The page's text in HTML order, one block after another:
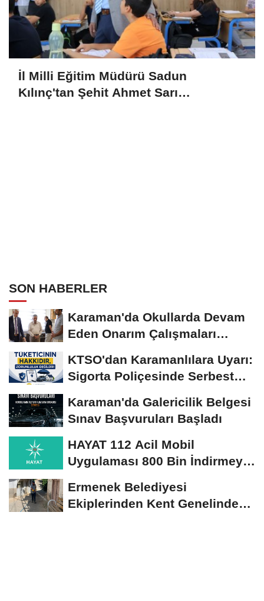
İl Milli Eğitim Müdürü Sadun
Kılınç'tan Şehit Ahmet Sarı
SON HABERLER
Karaman'da Okullarda Devam
Eden Onarım Çalışmaları
KTSO'dan Karamanlılara Uyarı:
Sigorta Poliçesinde Serbest
Karaman'da Galericilik Belgesi
Sınav Başvuruları Başladı
HAYAT 112 Acil Mobil
Uygulaması 800 Bin İndirmeyi
Ermenek Belediyesi
Ekiplerinden Kent Genelinde